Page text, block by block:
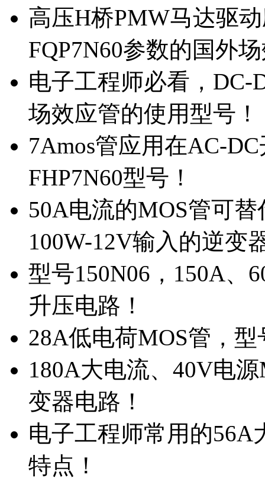
高压H桥PMW马达驱
FQP7N60参数的国外
电子工程师必看，DC-
场效应管的使用型号！
7Amos管应用在AC-
FHP7N60型号！
50A电流的MOS管可
100W-12V输入的逆变
型号150N06，150A、
升压电路！
28A低电荷MOS管，
180A大电流、40V电
变器电路！
电子工程师常用的56A
特点！